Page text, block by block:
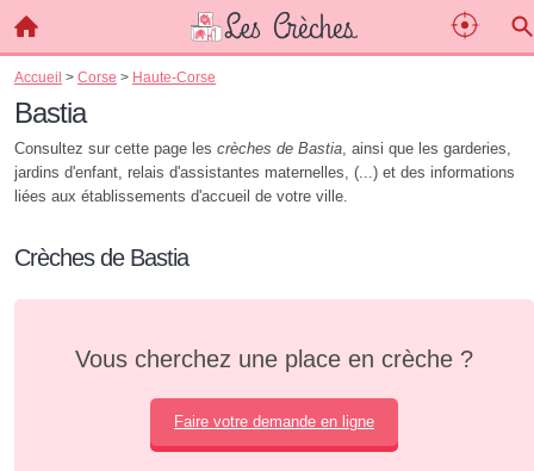
Accueil > Corse > Haute-Corse
Bastia
Consultez sur cette page les crèches de Bastia, ainsi que les garderies,
jardins d'enfant, relais d'assistantes maternelles, (...) et des informations
liées aux établissements d'accueil de votre ville.
Crèches de Bastia
Vous cherchez une place en crèche ?
Faire votre demande en ligne